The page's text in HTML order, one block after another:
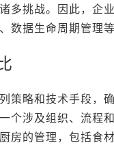
多挑战。因此，企
数据生命周期管理
策略和技术手段，
个涉及组织、流程
房的管理，包括食